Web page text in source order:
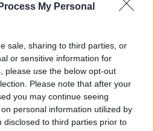
My Personal
sale, sharing to third parties, or
or sensitive information for
please use the below opt-out
Please note that after your
you may continue seeing
personal information utilized by
disclosed to third parties prior to
υπερπολύτεκνοι στην
δύο ταψιά μεσημεριανό,
τους